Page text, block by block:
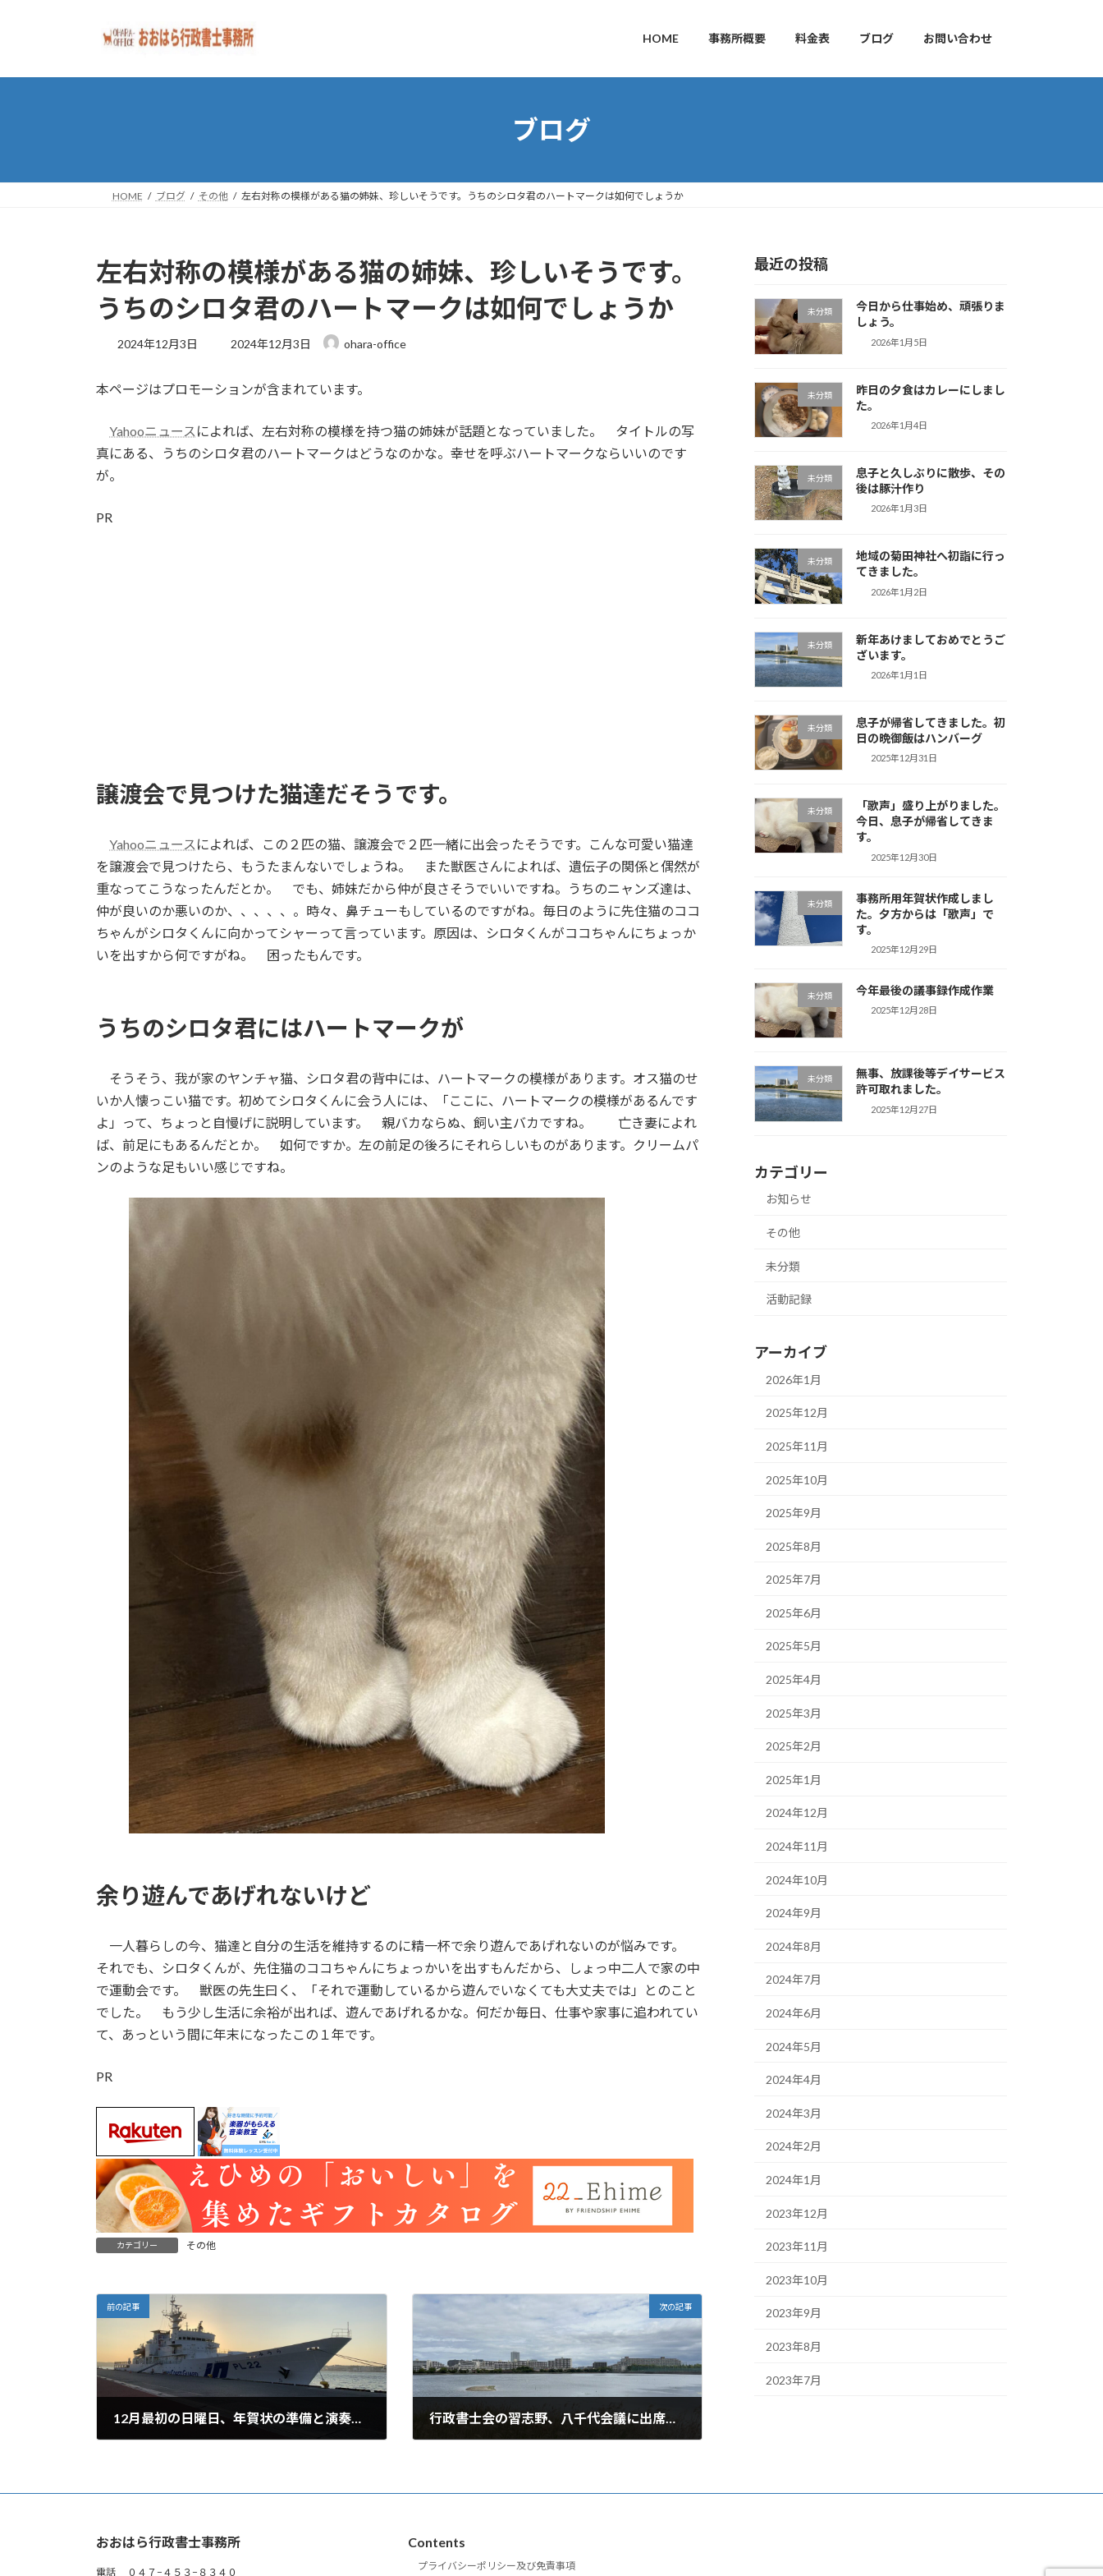
プ
動
HOME 事務所概要 料金表 ブログ お問い合わせ
ブログ
HOME ブログ その他 左右対称の模様がある猫の姉妹、珍しいそうです。うちのシロタ君のハートマークは如何でしょうか
左右対称の模様がある猫の姉妹、珍しいそうです。
うちのシロタ君のハートマークは如何でしょうか
2024年12月3日
最
新
:
2024年12月3日 ohara-office
本ページはプロモーションが含まれています。
Yahooニュース によれば、左右対称の模様を持つ猫の姉妹が話題となっていました。 タイトルの写
真にある、うちのシロタ君のハートマークはどうなのかな。幸せを呼ぶハートマークならいいのです
が。
PR
譲渡会で見つけた猫達だそうです。
Yahooニュース によれば、この２匹の猫、譲渡会で２匹一緒に出会ったそうです。こんな可愛い猫達
を譲渡会で見つけたら、もうたまんないでしょうね。 また獣医さんによれば、遺伝子の関係と偶然が
重なってこうなったんだとか。 でも、姉妹だから仲が良さそうでいいですね。うちのニャンズ達は、
仲が良いのか悪いのか、、、、、。時々、鼻チューもしているのですがね。毎日のように先住猫のココ
ちゃんがシロタくんに向かってシャーって言っています。原因は、シロタくんがココちゃんにちょっか
いを出すから何ですがね。 困ったもんです。
うちのシロタ君にはハートマークが
そうそう、我が家のヤンチャ猫、シロタ君の背中には、ハートマークの模様があります。オス猫のせ
いか人懐っこい猫です。初めてシロタくんに会う人には、「ここに、ハートマークの模様があるんです
よ」って、ちょっと自慢げに説明しています。 親バカならぬ、飼い主バカですね。 亡き妻によれ
ば、前足にもあるんだとか。 如何ですか。左の前足の後ろにそれらしいものがあります。クリームパ
ンのような足もいい感じですね。
余り遊んであげれないけど
一人暮らしの今、猫達と自分の生活を維持するのに精一杯で余り遊んであげれないのが悩みです。
それでも、シロタくんが、先住猫のココちゃんにちょっかいを出すもんだから、しょっ中二人で家の中
で運動会です。 獣医の先生曰く、「それで運動しているから遊んでいなくても大丈夫では」とのこと
でした。 もう少し生活に余裕が出れば、遊んであげれるかな。何だか毎日、仕事や家事に追われてい
て、あっという間に年末になったこの１年です。
PR
カテゴリー その他
前の記事
12月最初の日曜日、年賀状の準備と演奏会の準備でした。
次の記事
行政書士会の習志野、八千代会議に出席してきました。
最近の投稿
未分類
今日から仕事始め、頑張りま
しょう。
2026年1月5日
未分類
昨日の夕食はカレーにしまし
た。
2026年1月4日
未分類
息子と久しぶりに散歩、その
後は豚汁作り
2026年1月3日
未分類
地域の菊田神社へ初詣に行っ
てきました。
2026年1月2日
未分類
新年あけましておめでとうご
ざいます。
2026年1月1日
未分類
息子が帰省してきました。初
日の晩御飯はハンバーグ
2025年12月31日
未分類
「歌声」盛り上がりました。
今日、息子が帰省してきま
す。
2025年12月30日
未分類
事務所用年賀状作成しまし
た。夕方からは「歌声」で
す。
2025年12月29日
未分類 今年最後の議事録作成作業
2025年12月28日
未分類
無事、放課後等デイサービス
許可取れました。
2025年12月27日
カテゴリー
お知らせ
その他
未分類
活動記録
アーカイブ
2026年1月
2025年12月
2025年11月
2025年10月
2025年9月
2025年8月
2025年7月
2025年6月
2025年5月
2025年4月
2025年3月
2025年2月
2025年1月
2024年12月
2024年11月
2024年10月
2024年9月
2024年8月
2024年7月
2024年6月
2024年5月
2024年4月
2024年3月
2024年2月
2024年1月
2023年12月
2023年11月
2023年10月
2023年9月
2023年8月
2023年7月
おおはら行政書士事務所
電話 ０４７−４５３−８３４０
Contents
プライバシーポリシー及び免責事項